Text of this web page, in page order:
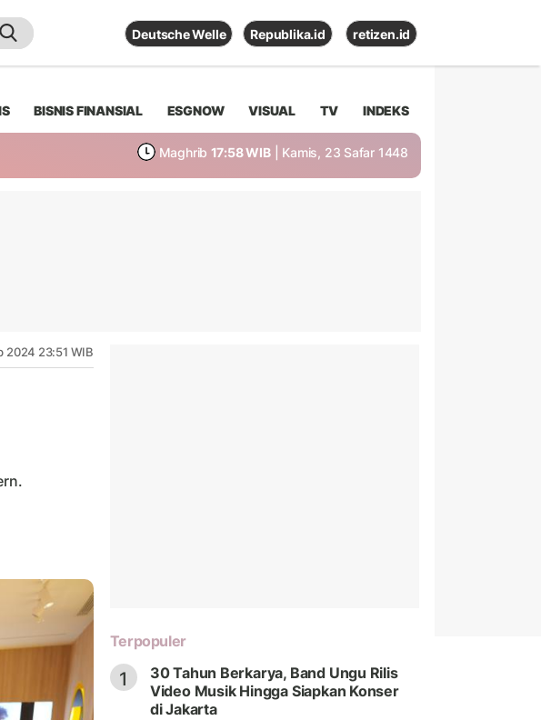
Deutsche Welle Republika.id retizen.id
BISNIS FINANSIAL ESGNOW VISUAL TV INDEKS
Maghrib 17:58 WIB | Kamis, 23 Safar 1448
2024 23:51 WIB
Terpopuler
1
30 Tahun Berkarya, Band Ungu Rilis
Video Musik Hingga Siapkan Konser
di Jakarta